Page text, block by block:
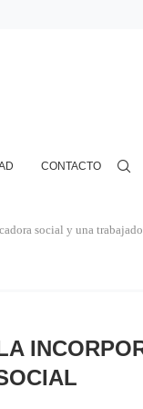
CONTACTO
social y una